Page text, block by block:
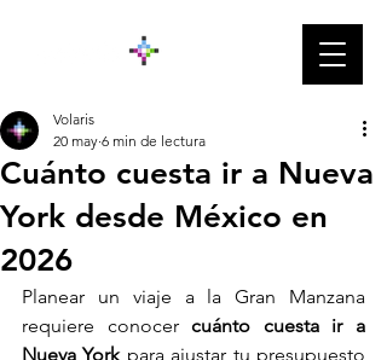
Cuánto cuesta ir a Nueva
York desde México en
2026
Volaris
20 may 6 min de lectura
Planear un viaje a la Gran Manzana
requiere conocer cuánto cuesta ir a
Nueva York para ajustar tu presupuesto